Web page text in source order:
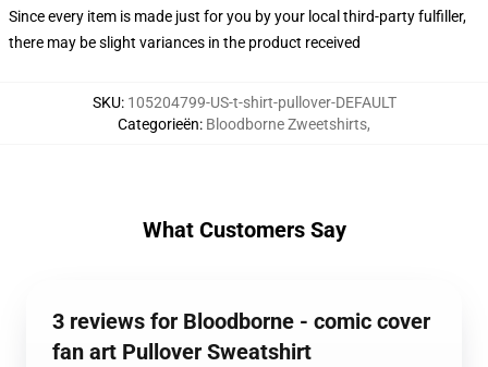
Since every item is made just for you by your local third-party fulfiller,
there may be slight variances in the product received
SKU: 105204799-US-t-shirt-pullover-DEFAULT
Categorieën: Bloodborne Zweetshirts,
What Customers Say
3 reviews for Bloodborne - comic cover
fan art Pullover Sweatshirt